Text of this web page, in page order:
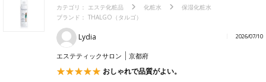
カテゴリ： エステ化粧品 化粧水
保湿化粧水
ブランド： THALGO（タルゴ）
Lydia 2026/07/10
エステティックサロン 京都府
おしゃれで品質がよい。